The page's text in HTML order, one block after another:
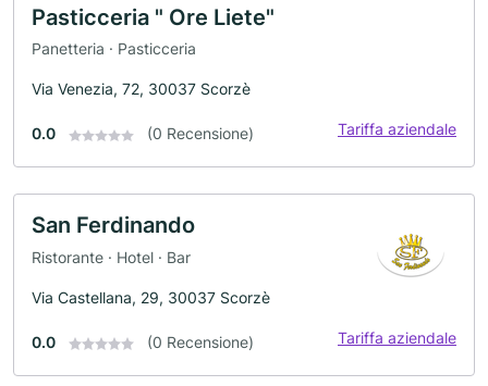
Pasticceria " Ore Liete"
Panetteria · Pasticceria
Via Venezia, 72, 30037 Scorzè
0.0 (0 Recensione) Tariffa aziendale
San Ferdinando
Ristorante · Hotel · Bar
Via Castellana, 29, 30037 Scorzè
0.0 (0 Recensione) Tariffa aziendale